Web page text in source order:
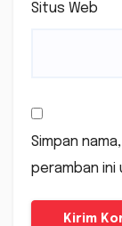
Situs Web
Simpan
peramban ini